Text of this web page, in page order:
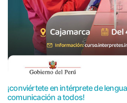
¡conviértete en intérprete de
comunicación a todos!